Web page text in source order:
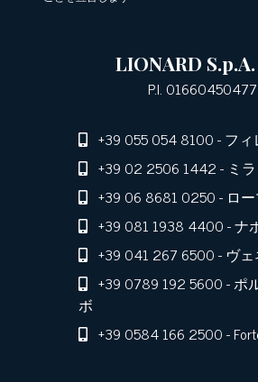
LIONARD
P.I. 01660450477
+39 055 054 8100- フ
+39 02 2506 1442- ミ
+39 06 8681 0250- ロ
+39 081 1938 4400- ナ
+39 041 267 6500- ヴ
+39 0789 192 5600- ポ
ボ
+39 0584 166 2500-